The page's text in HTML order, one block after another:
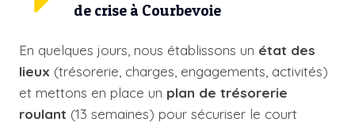
de crise à Courbevoie
En quelques jours, nous établissons un état des
lieux (trésorerie, charges, engagements, activités)
et mettons en place un plan de trésorerie
roulant (13 semaines) pour sécuriser le court